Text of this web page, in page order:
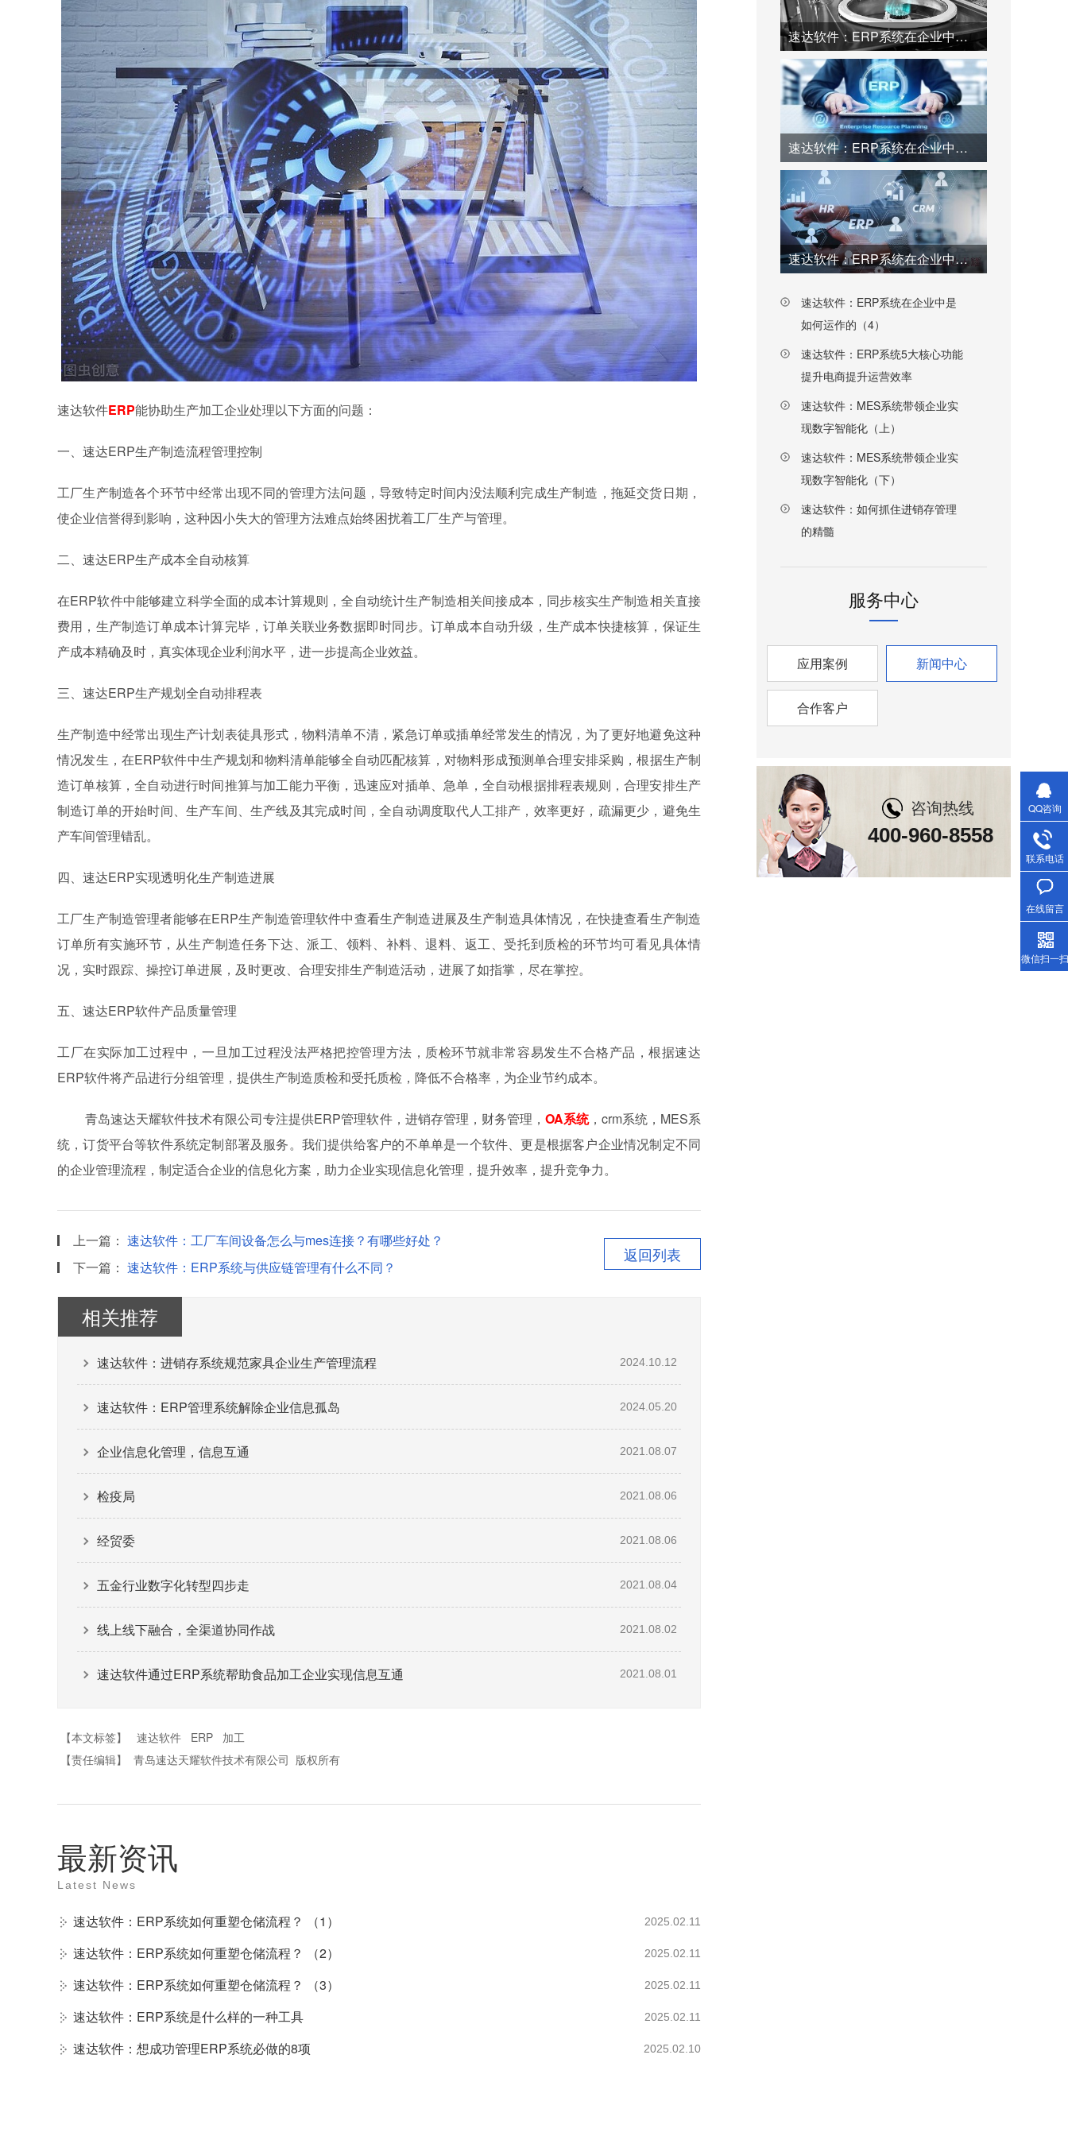
速达软件ERP能协助生产加工企业处理以下方面的问题：
一、速达ERP生产制造流程管理控制
工厂生产制造各个环节中经常出现不同的管理方法问题，导致特定时间内没法顺利完成生产制造，拖延交货日期，
使企业信誉得到影响，这种因小失大的管理方法难点始终困扰着工厂生产与管理。
二、速达ERP生产成本全自动核算
在ERP软件中能够建立科学全面的成本计算规则，全自动统计生产制造相关间接成本，同步核实生产制造相关直接
费用，生产制造订单成本计算完毕，订单关联业务数据即时同步。订单成本自动升级，生产成本快捷核算，保证生
产成本精确及时，真实体现企业利润水平，进一步提高企业效益。
三、速达ERP生产规划全自动排程表
生产制造中经常出现生产计划表徒具形式，物料清单不清，紧急订单或插单经常发生的情况，为了更好地避免这种
情况发生，在ERP软件中生产规划和物料清单能够全自动匹配核算，对物料形成预测单合理安排采购，根据生产制
造订单核算，全自动进行时间推算与加工能力平衡，迅速应对插单、急单，全自动根据排程表规则，合理安排生产
制造订单的开始时间、生产车间、生产线及其完成时间，全自动调度取代人工排产，效率更好，疏漏更少，避免生
产车间管理错乱。
四、速达ERP实现透明化生产制造进展
工厂生产制造管理者能够在ERP生产制造管理软件中查看生产制造进展及生产制造具体情况，在快捷查看生产制造
订单所有实施环节，从生产制造任务下达、派工、领料、补料、退料、返工、受托到质检的环节均可看见具体情
况，实时跟踪、操控订单进展，及时更改、合理安排生产制造活动，进展了如指掌，尽在掌控。
五、速达ERP软件产品质量管理
工厂在实际加工过程中，一旦加工过程没法严格把控管理方法，质检环节就非常容易发生不合格产品，根据速达
ERP软件将产品进行分组管理，提供生产制造质检和受托质检，降低不合格率，为企业节约成本。
青岛速达天耀软件技术有限公司专注提供ERP管理软件，进销存管理，财务管理， OA系统，crm系统，MES系
统，订货平台等软件系统定制部署及服务。我们提供给客户的不单单是一个软件、更是根据客户企业情况制定不同
的企业管理流程，制定适合企业的信息化方案，助力企业实现信息化管理，提升效率，提升竞争力。
上一篇： 速达软件：工厂车间设备怎么与mes连接？有哪些好处？
下一篇： 速达软件：ERP系统与供应链管理有什么不同？
返回列表
相关推荐
速达软件：进销存系统规范家具企业生产管理流程 2024.10.12
速达软件：ERP管理系统解除企业信息孤岛 2024.05.20
企业信息化管理，信息互通 2021.08.07
检疫局 2021.08.06
经贸委 2021.08.06
五金行业数字化转型四步走 2021.08.04
线上线下融合，全渠道协同作战 2021.08.02
速达软件通过ERP系统帮助食品加工企业实现信息互通 2021.08.01
【本文标签】 速达软件 ERP
加工
【责任编辑】
青岛速达天耀软件技术有限公司 版权所有
最新资讯
Latest News
速达软件：ERP系统如何重塑仓储流程？ （1） 2025.02.11
速达软件：ERP系统如何重塑仓储流程？ （2） 2025.02.11
速达软件：ERP系统如何重塑仓储流程？ （3） 2025.02.11
速达软件：ERP系统是什么样的一种工具 2025.02.11
速达软件：想成功管理ERP系统必做的8项 2025.02.10
速达软件：ERP系统在企业中是如何运作的（1）
速达软件：ERP系统在企业中是如何运作的（2）
速达软件：ERP系统在企业中是如何运作的（3）
速达软件：ERP系统在企业中是
如何运作的（4）
速达软件：ERP系统5大核心功能
提升电商提升运营效率
速达软件：MES系统带领企业实
现数字智能化（上）
速达软件：MES系统带领企业实
现数字智能化（下）
速达软件：如何抓住进销存管理
的精髓
服务中心
应用案例 新闻中心
合作客户
咨询热线
400-960-8558
QQ咨询
联系电话
在线留言
微信扫一扫